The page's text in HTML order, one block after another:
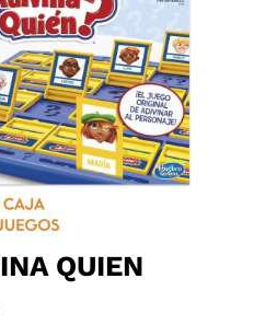
QUIEN